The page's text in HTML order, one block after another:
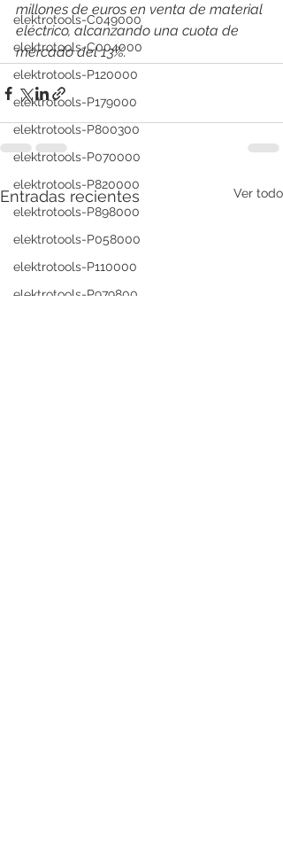
elektrotools-C049000
elektrotools-C004000
elektrotools-P120000
elektrotools-P179000
elektrotools-P800300
elektrotools-P070000
elektrotools-P820000
elektrotools-P898000
elektrotools-P058000
elektrotools-P110000
elektrotools-P979800
millones de euros en venta de material
eléctrico, alcanzando una cuota de
mercado del 13%.
Entradas recientes Ver todo